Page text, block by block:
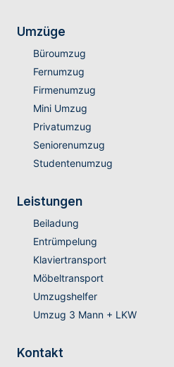
Umzüge
Büroumzug
Fernumzug
Firmenumzug
Mini Umzug
Privatumzug
Seniorenumzug
Studentenumzug
Leistungen
Beiladung
Entrümpelung
Klaviertransport
Möbeltransport
Umzugshelfer
Umzug 3 Mann + LKW
Kontakt